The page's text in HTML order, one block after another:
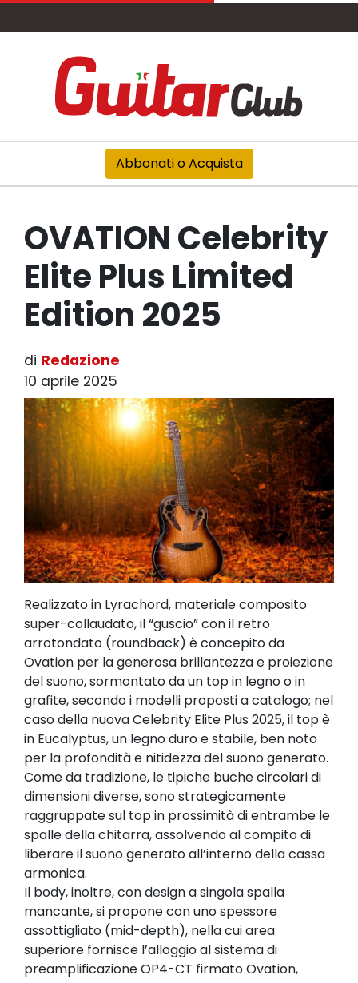
Abbonati o Acquista
OVATION Celebrity
Elite Plus Limited
Edition 2025
di Redazione
10 aprile 2025
Realizzato in Lyrachord, materiale composito
super-collaudato, il “guscio” con il retro
arrotondato (roundback) è concepito da
Ovation per la generosa brillantezza e proiezione
del suono, sormontato da un top in legno o in
grafite, secondo i modelli proposti a catalogo; nel
caso della nuova Celebrity Elite Plus 2025, il top è
in Eucalyptus, un legno duro e stabile, ben noto
per la profondità e nitidezza del suono generato.
Come da tradizione, le tipiche buche circolari di
dimensioni diverse, sono strategicamente
raggruppate sul top in prossimità di entrambe le
spalle della chitarra, assolvendo al compito di
liberare il suono generato all’interno della cassa
armonica.
Il body, inoltre, con design a singola spalla
mancante, si propone con uno spessore
assottigliato (mid-depth), nella cui area
superiore fornisce l’alloggio al sistema di
preamplificazione OP4-CT firmato Ovation,